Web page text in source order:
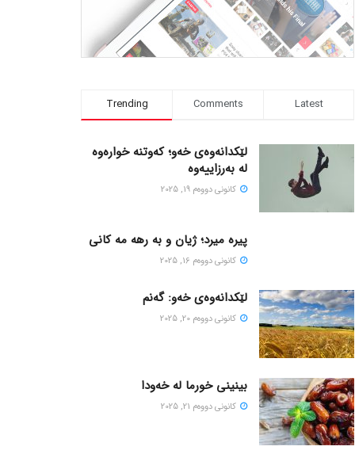
Trending Comments Latest
لێکدانەوەی خەو؛ کەوتنە خوارەوە
لە بەرزاییەوە
كانونی دووه‌م 19, 2025
پیره میرد؛ ژیان و به رهه مه کانی
كانونی دووه‌م 16, 2025
لێکدانەوەی خەو: گەنم
كانونی دووه‌م 20, 2025
بینینی خورما لە خەودا
كانونی دووه‌م 21, 2025